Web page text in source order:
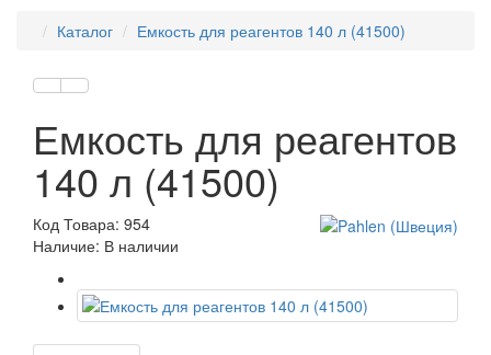
Каталог Емкость для реагентов 140 л (41500)
Емкость для реагентов
140 л (41500)
Код Товара: 954
Наличие: В наличии